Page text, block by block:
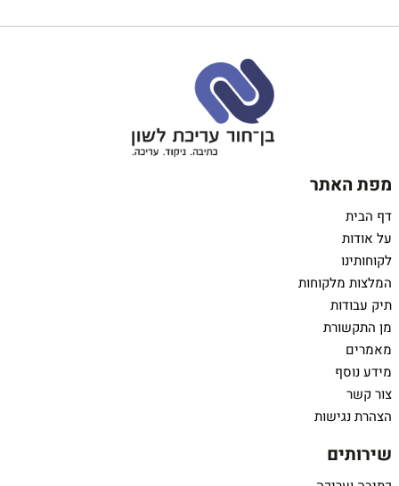
מפת האתר
דף הבית
על אודות
לקוחותינו
המלצות מלקוחות
תיק עבודות
מן התקשורת
מאמרים
מידע נוסף
צור קשר
הצהרת נגישות
שירותים